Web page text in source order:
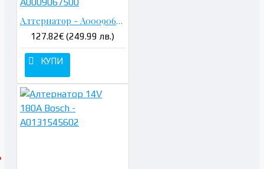
Алтернатор - A0009067500
127.82€ (249.99 лв.)
КУПИ